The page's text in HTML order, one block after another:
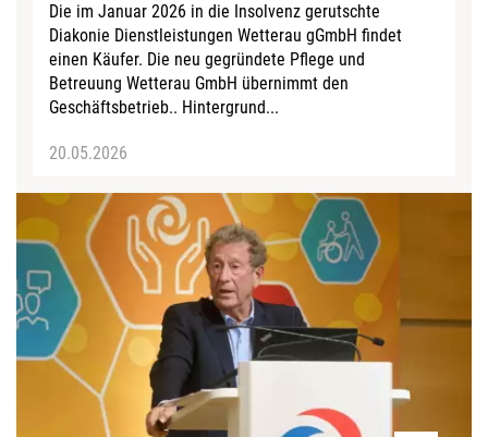
Die im Januar 2026 in die Insolvenz gerutschte
Diakonie Dienstleistungen Wetterau gGmbH findet
einen Käufer. Die neu gegründete Pflege und
Betreuung Wetterau GmbH übernimmt den
Geschäftsbetrieb.. Hintergrund...
20.05.2026